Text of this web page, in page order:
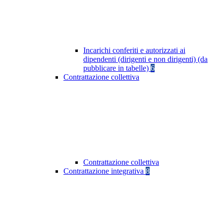
Incarichi conferiti e autorizzati ai
dipendenti (dirigenti e non dirigenti) (da
pubblicare in tabelle) 6
Contrattazione collettiva
Contrattazione collettiva
Contrattazione integrativa 8